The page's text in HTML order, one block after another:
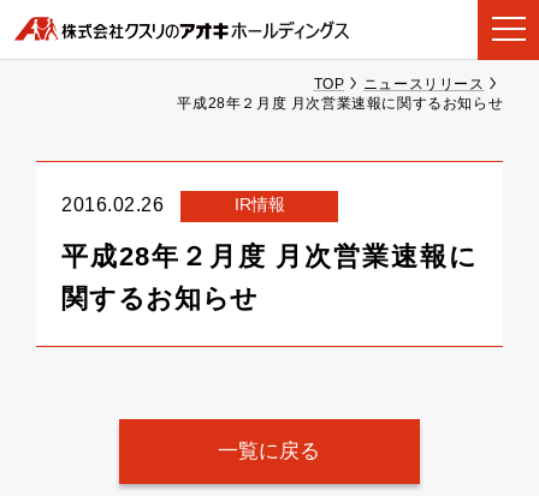
TOP
ニュースリリース
平成28年２月度 月次営業速報に関するお知らせ
2016.02.26 IR情報
平成28年２月度 月次営業速報に
関するお知らせ
一覧に戻る